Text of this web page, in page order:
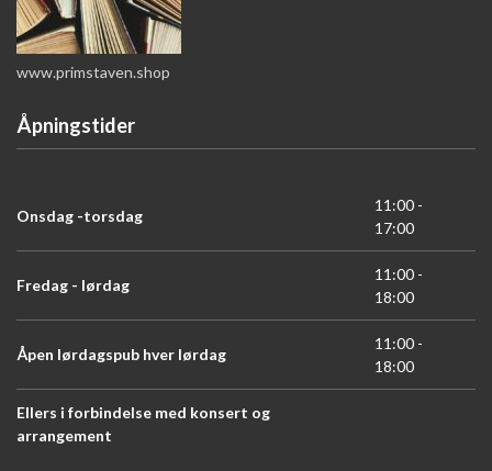
www.primstaven.shop
Åpningstider
Onsdag -torsdag
11:00 -
17:00
Fredag - lørdag
11:00 -
18:00
Åpen lørdagspub hver lørdag
11:00 -
18:00
Ellers i forbindelse med konsert og
arrangement